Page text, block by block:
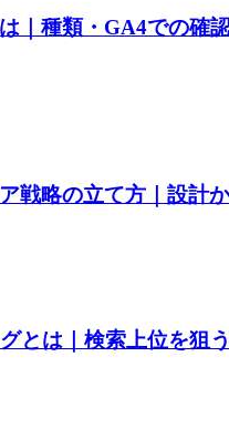
｜種類・GA4での確
戦略の立て方｜設計
とは｜検索上位を狙